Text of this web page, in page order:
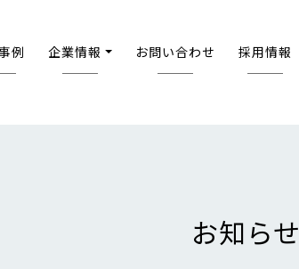
例 企業情報 お問い合わせ 採用情報
お知らせ